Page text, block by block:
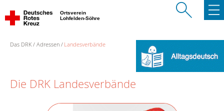
Ortsverein
Lohfelden-Söhre
Das DRK Adressen Landesverbände
Die DRK Landesverbände